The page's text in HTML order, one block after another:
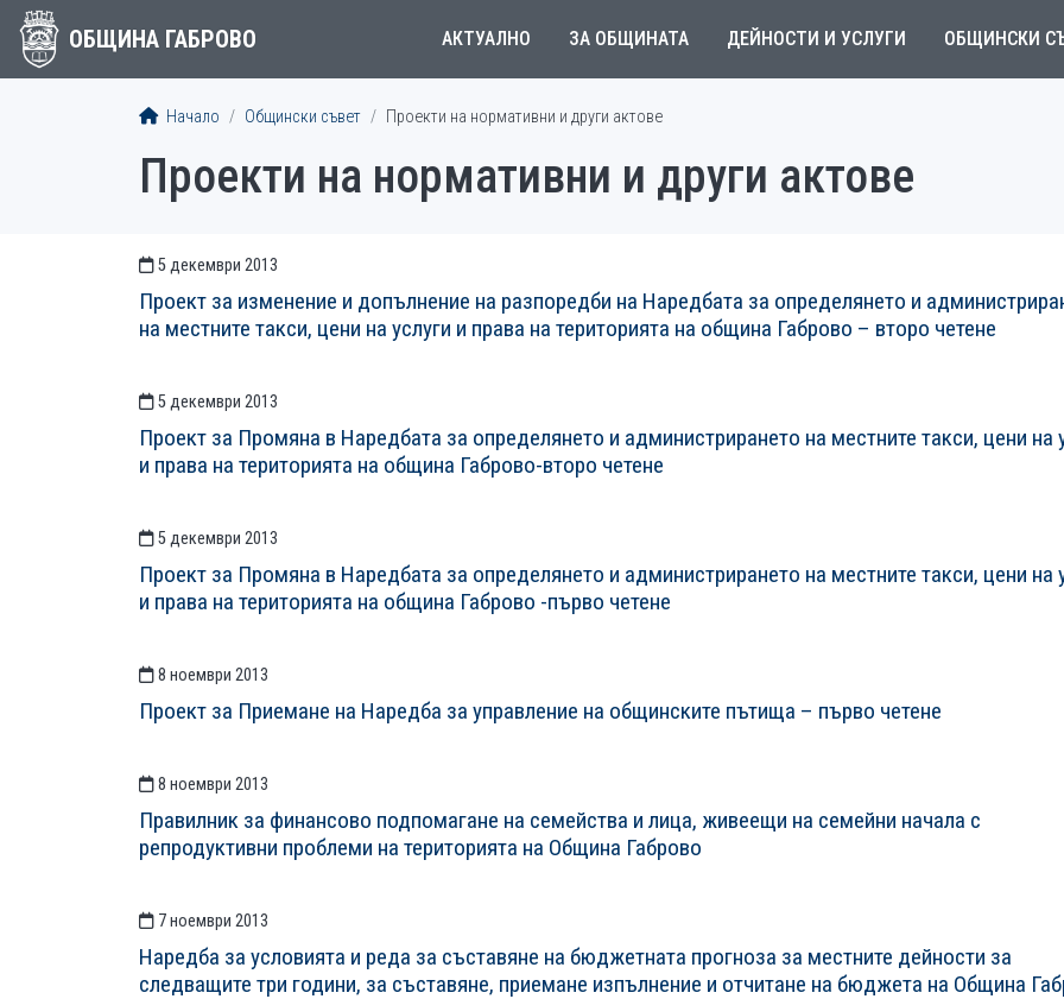
ОБЩИНА ГАБРОВО АКТУАЛНО ЗА ОБЩИНАТА ДЕЙНОСТИ И УСЛУГИ ОБЩИНСКИ
Начало Общински съвет Проекти на нормативни и други актове
Проекти на нормативни и други актове
СТАТИИСТАТИИ
5 декември 2013
Проект за изменение и допълнение на разпоредби на Наредбата за определянето и
на местните такси, цени на услуги и права на територията на община Габрово – второ четене
5 декември 2013
Проект за Промяна в Наредбата за определянето и администрирането на местните такси, цени на
и права на територията на община Габрово-второ четене
5 декември 2013
Проект за Промяна в Наредбата за определянето и администрирането на местните такси, цени на
и права на територията на община Габрово -първо четене
8 ноември 2013
Проект за Приемане на Наредба за управление на общинските пътища – първо четене
8 ноември 2013
Правилник за финансово подпомагане на семейства и лица, живеещи на семейни начала с
репродуктивни проблеми на територията на Община Габрово
7 ноември 2013
Наредба за условията и реда за съставяне на бюджетната прогноза за местните дейности за
следващите три години, за съставяне, приемане изпълнение и отчитане на бюджета на Община